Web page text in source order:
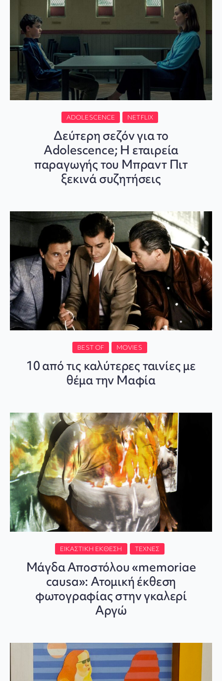
ADOLESCENCE NETFLIX
Δεύτερη σεζόν για το
Adolescence; Η εταιρεία
παραγωγής του Μπραντ Πιτ
ξεκινά συζητήσεις
BEST OF MOVIES
10 από τις καλύτερες ταινίες με
θέμα την Μαφία
ΕΙΚΑΣΤΙΚΉ ΈΚΘΕΣΗ ΤΈΧΝΕΣ
Μάγδα Αποστόλου «memoriae
causa»: Ατομική έκθεση
φωτογραφίας στην γκαλερί
Αργώ